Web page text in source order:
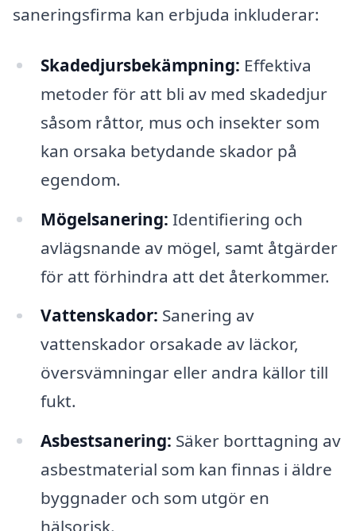
saneringsfirma kan erbjuda inkluderar:
Skadedjursbekämpning: Effektiva
metoder för att bli av med skadedjur
såsom råttor, mus och insekter som
kan orsaka betydande skador på
egendom.
Mögelsanering: Identifiering och
avlägsnande av mögel, samt åtgärder
för att förhindra att det återkommer.
Vattenskador: Sanering av
vattenskador orsakade av läckor,
översvämningar eller andra källor till
fukt.
Asbestsanering: Säker borttagning av
asbestmaterial som kan finnas i äldre
byggnader och som utgör en
hälsorisk.